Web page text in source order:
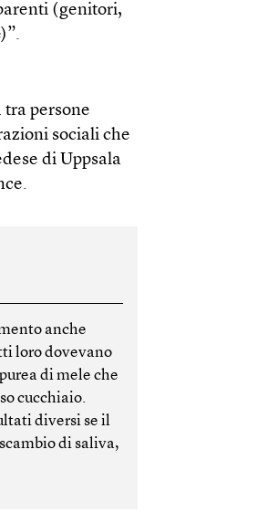
(genitori,
persone
sociali che
di Uppsala
anche
loro dovevano
di mele che
cucchiaio.
diversi se il
di saliva,